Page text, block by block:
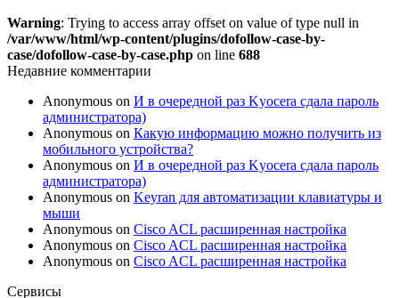
Warning: Trying to access array offset on value of type null in
/var/www/html/wp-content/plugins/dofollow-case-by-
case/dofollow-case-by-case.php on line 688
Недавние комментарии
Anonymous on И в очередной раз Kyocera сдала пароль
администратора)
Anonymous on Какую информацию можно получить из
мобильного устройства?
Anonymous on И в очередной раз Kyocera сдала пароль
администратора)
Anonymous on Keyran для автоматизации клавиатуры и
мыши
Anonymous on Cisco ACL расширенная настройка
Anonymous on Cisco ACL расширенная настройка
Anonymous on Cisco ACL расширенная настройка
Сервисы